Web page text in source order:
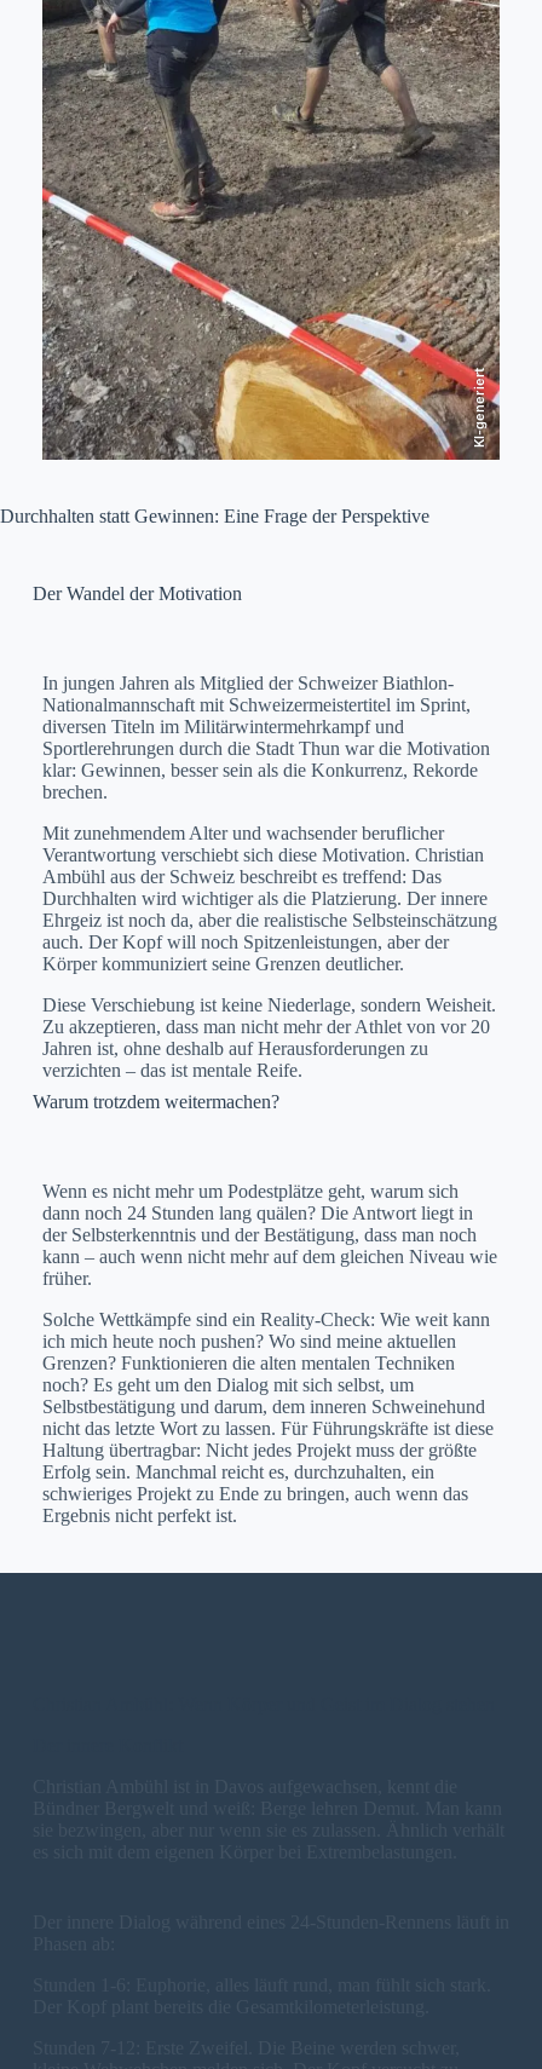
KI-generiert
Durchhalten statt Gewinnen: Eine Frage der Perspektive
Der Wandel der Motivation
In jungen Jahren als Mitglied der Schweizer Biathlon-
Nationalmannschaft mit Schweizermeistertitel im Sprint,
diversen Titeln im Militärwintermehrkampf und
Sportlerehrungen durch die Stadt Thun war die Motivation
klar: Gewinnen, besser sein als die Konkurrenz, Rekorde
brechen.
Mit zunehmendem Alter und wachsender beruflicher
Verantwortung verschiebt sich diese Motivation. Christian
Ambühl aus der Schweiz beschreibt es treffend: Das
Durchhalten wird wichtiger als die Platzierung. Der innere
Ehrgeiz ist noch da, aber die realistische Selbsteinschätzung
auch. Der Kopf will noch Spitzenleistungen, aber der
Körper kommuniziert seine Grenzen deutlicher.
Diese Verschiebung ist keine Niederlage, sondern Weisheit.
Zu akzeptieren, dass man nicht mehr der Athlet von vor 20
Jahren ist, ohne deshalb auf Herausforderungen zu
verzichten – das ist mentale Reife.
Warum trotzdem weitermachen?
Wenn es nicht mehr um Podestplätze geht, warum sich
dann noch 24 Stunden lang quälen? Die Antwort liegt in
der Selbsterkenntnis und der Bestätigung, dass man noch
kann – auch wenn nicht mehr auf dem gleichen Niveau wie
früher.
Solche Wettkämpfe sind ein Reality-Check: Wie weit kann
ich mich heute noch pushen? Wo sind meine aktuellen
Grenzen? Funktionieren die alten mentalen Techniken
noch? Es geht um den Dialog mit sich selbst, um
Selbstbestätigung und darum, dem inneren Schweinehund
nicht das letzte Wort zu lassen. Für Führungskräfte ist diese
Haltung übertragbar: Nicht jedes Projekt muss der größte
Erfolg sein. Manchmal reicht es, durchzuhalten, ein
schwieriges Projekt zu Ende zu bringen, auch wenn das
Ergebnis nicht perfekt ist.